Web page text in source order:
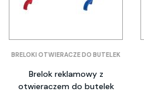
BRELOKI OTWIERACZE DO BUTELEK
Brelok reklamowy z
otwieraczem do butelek